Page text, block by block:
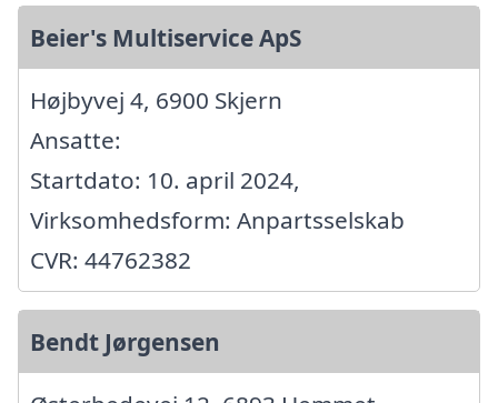
Beier's Multiservice ApS
Højbyvej 4, 6900 Skjern
Ansatte:
Startdato: 10. april 2024,
Virksomhedsform: Anpartsselskab
CVR: 44762382
Bendt Jørgensen